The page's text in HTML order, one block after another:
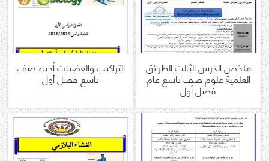
ملخص الدرس الثالث الطرائق
العلمية علوم صف تاسع عام
فصل أول
التراكيب والعضيات أحياء صف
تاسع فصل أول